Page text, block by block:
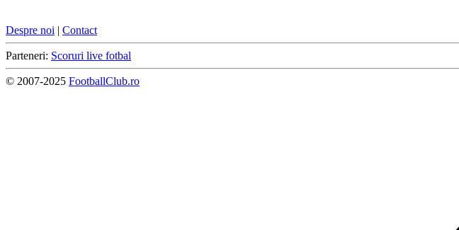
Despre noi | Contact
Parteneri: Scoruri live fotbal
© 2007-2025 FootballClub.ro